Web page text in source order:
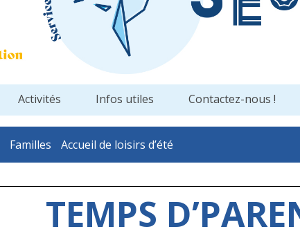
Activités Infos utiles Contactez-nous !
Familles Accueil de loisirs d’été
TEMPS